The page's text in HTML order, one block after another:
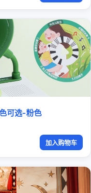
可选-粉色
加入购物车